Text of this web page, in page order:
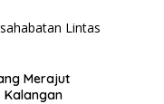
Merajut
Kalangan